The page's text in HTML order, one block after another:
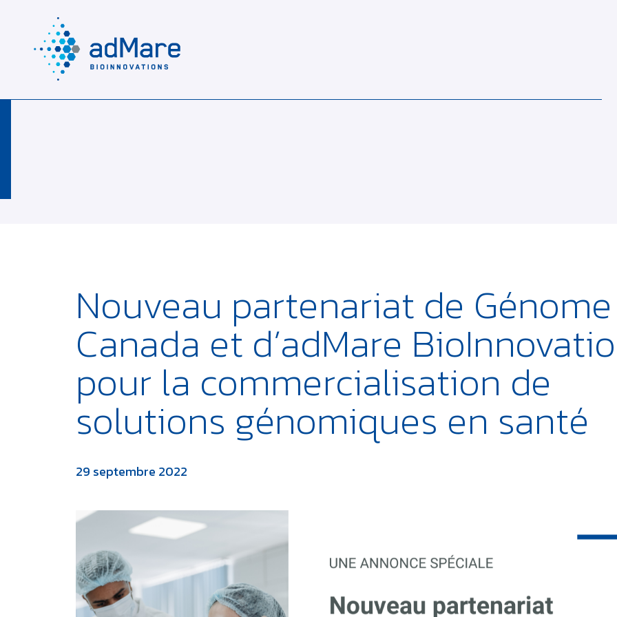
Nouveau partenariat de Génome
Canada et d’adMare
pour la commercialisation de
solutions génomiques en santé
29 septembre 2022